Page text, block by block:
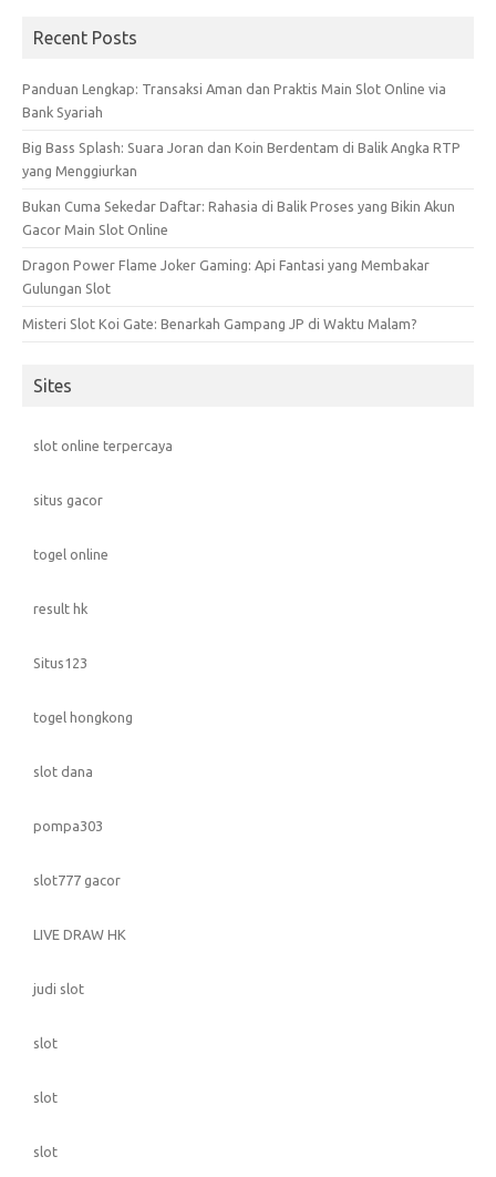
Recent Posts
Panduan Lengkap: Transaksi Aman dan Praktis Main Slot Online via
Bank Syariah
Big Bass Splash: Suara Joran dan Koin Berdentam di Balik Angka RTP
yang Menggiurkan
Bukan Cuma Sekedar Daftar: Rahasia di Balik Proses yang Bikin Akun
Gacor Main Slot Online
Dragon Power Flame Joker Gaming: Api Fantasi yang Membakar
Gulungan Slot
Misteri Slot Koi Gate: Benarkah Gampang JP di Waktu Malam?
Sites
slot online terpercaya
situs gacor
togel online
result hk
Situs123
togel hongkong
slot dana
pompa303
slot777 gacor
LIVE DRAW HK
judi slot
slot
slot
slot